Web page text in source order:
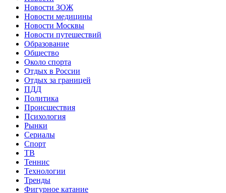
Новости ЗОЖ
Новости медицины
Новости Москвы
Новости путешествий
Образование
Общество
Около спорта
Отдых в России
Отдых за границей
ПДД
Политика
Происшествия
Психология
Рынки
Сериалы
Спорт
ТВ
Теннис
Технологии
Тренды
Фигурное катание